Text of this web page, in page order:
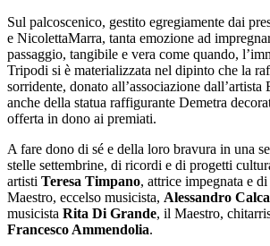
Sul palcoscenico, gestito egregiamente dai
e NicolettaMarra, tanta emozione ad
passaggio, tangibile e vera come quando,
Tripodi si è materializzata nel dipinto che la
sorridente, donato all’associazione
anche della statua raffigurante Demetra
offerta in dono ai premiati.
A fare dono di sé e della loro bravura in una
stelle settembrine, di ricordi e di progetti
artisti Teresa Timpano, attrice impegnata e
Maestro, eccelso musicista, Alessandro
musicista Rita Di Grande, il Maestro,
Francesco Ammendolia.